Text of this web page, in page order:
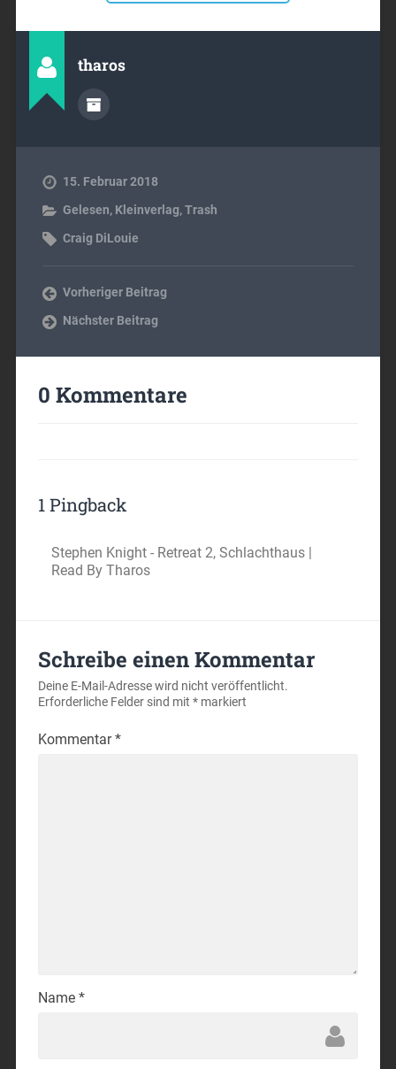
tharos
15. Februar 2018
Gelesen, Kleinverlag,Trash
Craig DiLouie
Vorheriger Beitrag
Nächster Beitrag
0 Kommentare
1 Pingback
Stephen Knight - Retreat 2, Schlachthaus |
Read By Tharos
Schreibe einen Kommentar
Deine E-Mail-Adresse wird nicht veröffentlicht.
Erforderliche Felder sind mit *markiert
Kommentar*
Name *